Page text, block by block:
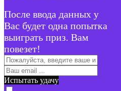
После ввода данных у
Вас будет одна попытка
выиграть приз. Вам
повезет!
Испытать удачу